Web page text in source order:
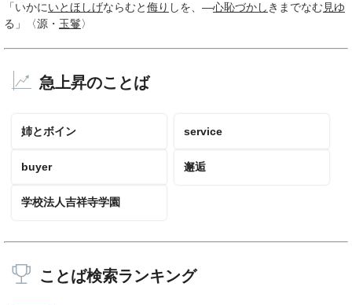
「いかにいとほしげならむと侮り しを、―心恥づかし きまでなむ見ゆ
る」〈源・ 玉鬘〉
急上昇のことば
姉とボイン service
buyer 邂逅
学校法人吉祥寺学園
ことば検索ランキング